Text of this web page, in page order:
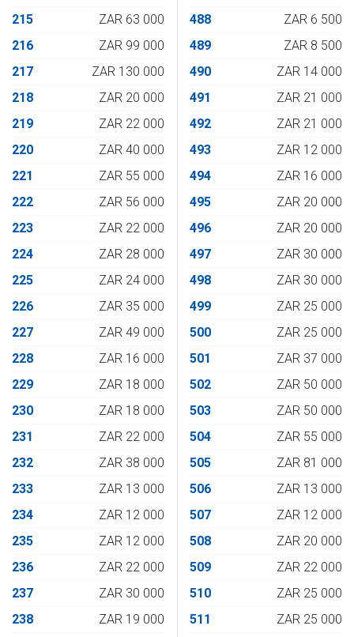
215
ZAR 63 000
216
ZAR 99 000
217
ZAR 130 000
218
ZAR 20 000
219
ZAR 22 000
220
ZAR 40 000
221
ZAR 55 000
222
ZAR 56 000
223
ZAR 22 000
224
ZAR 28 000
225
ZAR 24 000
226
ZAR 35 000
227
ZAR 49 000
228
ZAR 16 000
229
ZAR 18 000
230
ZAR 18 000
231
ZAR 22 000
232
ZAR 38 000
233
ZAR 13 000
234
ZAR 12 000
235
ZAR 12 000
236
ZAR 22 000
237
ZAR 30 000
238
ZAR 19 000
488
ZAR 6 500
489
ZAR 8 500
490
ZAR 14 000
491
ZAR 21 000
492
ZAR 21 000
493
ZAR 12 000
494
ZAR 16 000
495
ZAR 20 000
496
ZAR 20 000
497
ZAR 30 000
498
ZAR 30 000
499
ZAR 25 000
500
ZAR 25 000
501
ZAR 37 000
502
ZAR 50 000
503
ZAR 50 000
504
ZAR 55 000
505
ZAR 81 000
506
ZAR 13 000
507
ZAR 12 000
508
ZAR 20 000
509
ZAR 22 000
510
ZAR 25 000
511
ZAR 25 000